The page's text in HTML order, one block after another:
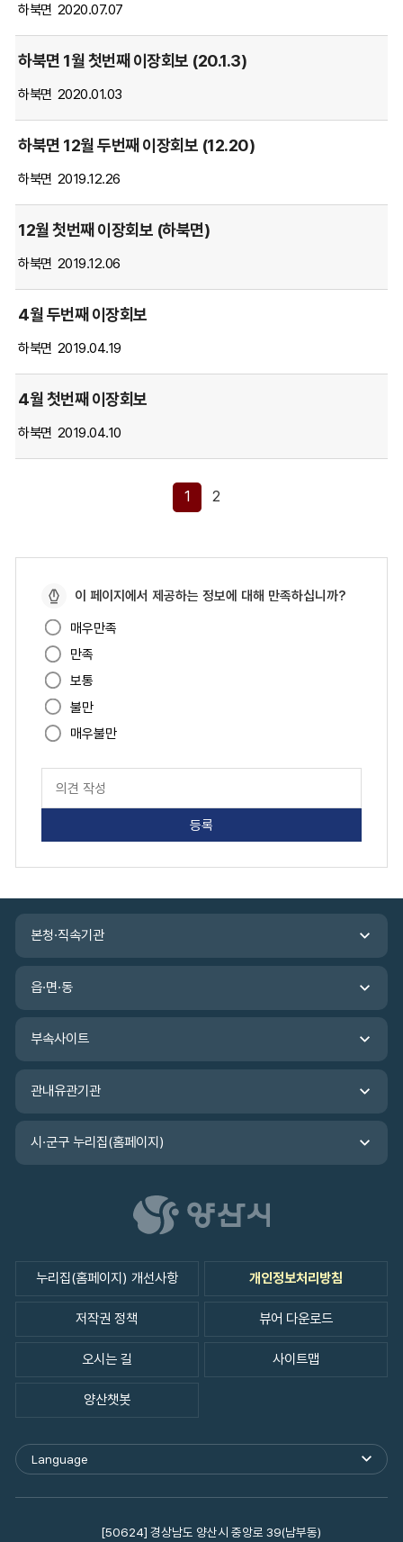
서,
작
성
조
회
항
별
순
서
로
안
내
는
표
입
다.
하북면 2020.07.07
하북면 1월 첫번째 이장회보 (20.1.3)
하북면 2020.01.03
하북면 12월 두번째 이장회보 (12.20)
하북면 2019.12.26
12월 첫번째 이장회보 (하북면)
하북면 2019.12.06
4월 두번째 이장회보
하북면 2019.04.19
4월 첫번째 이장회보
하북면 2019.04.10
1 2
페
이
지
만
족
도
이 페이지에서 제공하는 정보에 대해 만족하십니까?
매우만족
만족
보통
불만
매우불만
지
족
가
력
본청·직속기관
읍·면·동
부속사이트
관내유관기관
시·군구 누리집(홈페이지)
누리집(홈페이지) 개선사항 개인정보처리방침
저작권 정책 뷰어 다운로드
오시는 길 사이트맵
양산챗봇
Language
외
어
[50624] 경상남도 양산시 중앙로 39(남부동)